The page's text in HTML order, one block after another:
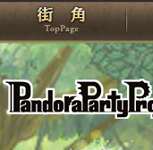
TOP